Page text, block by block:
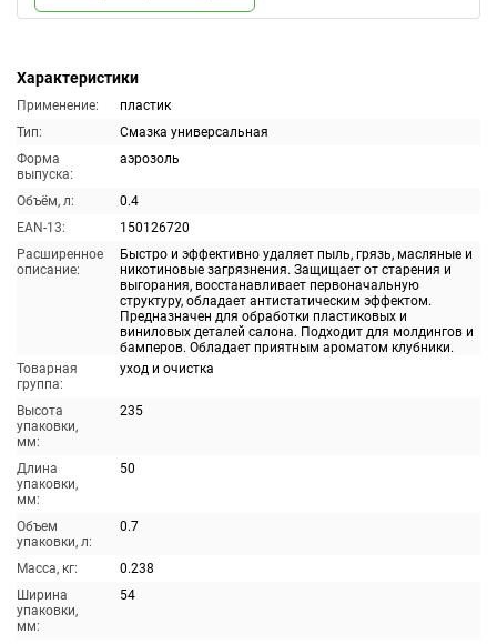
Характеристики
Применение:
пластик
Тип:
Смазка универсальная
Форма
выпуска:
аэрозоль
Объём, л:
0.4
EAN-13:
150126720
Расширенное
описание:
Быстро и эффективно удаляет пыль, грязь, масляные и
никотиновые загрязнения. Защищает от старения и
выгорания, восстанавливает первоначальную
структуру, обладает антистатическим эффектом.
Предназначен для обработки пластиковых и
виниловых деталей салона. Подходит для молдингов и
бамперов. Обладает приятным ароматом клубники.
Товарная
группа:
уход и очистка
Высота
упаковки,
мм:
235
Длина
упаковки,
мм:
50
Объем
упаковки, л:
0.7
Масса, кг:
0.238
Ширина
упаковки,
мм:
54